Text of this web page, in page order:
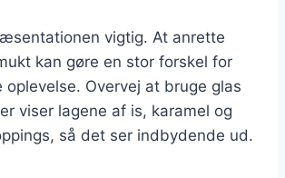
vigtig. At anrette
kan gøre en stor forskel for
oplevelse. Overvej at bruge glas
viser lagene af is, karamel og
så det ser indbydende ud.